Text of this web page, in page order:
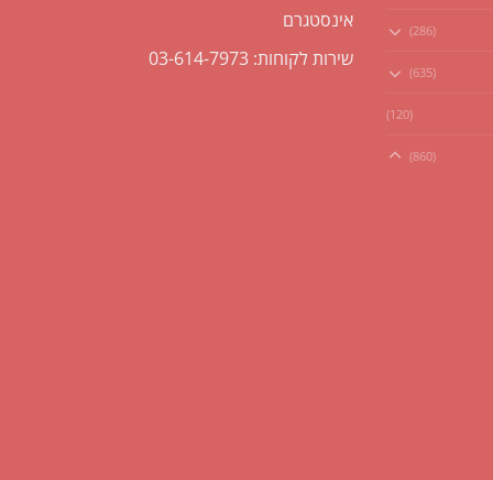
(286)
(635)
(120)
(860)
אינסטגרם
שירות לקוחות: 03-614-7973